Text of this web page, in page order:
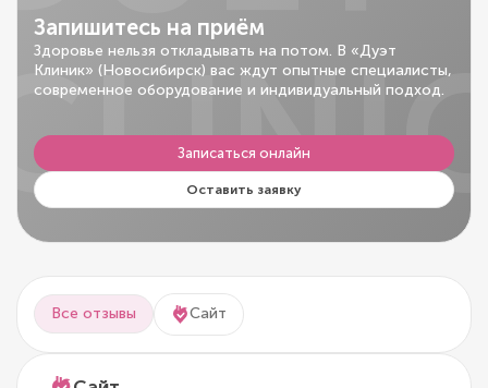
Запишитесь на приём
Здоровье нельзя откладывать на потом. В «Дуэт
Клиник» (Новосибирск) вас ждут опытные специалисты,
современное оборудование и индивидуальный подход.
Записаться онлайн
Оставить заявку
Все отзывы Сайт